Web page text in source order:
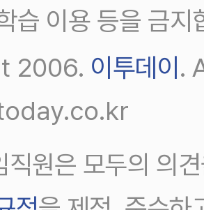
습 이용 등을 금지
2006. 이투데이 .
직원은 모두의 의